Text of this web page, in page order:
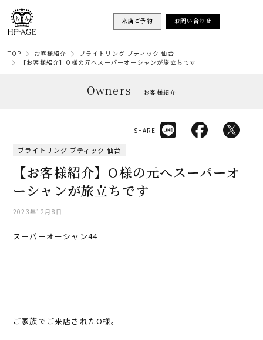
来店ご予約 お問い合わせ
TOP お客様紹介
ブライトリング ブティック 仙台
【お客様紹介】O様の元へスーパーオーシャンが旅立ちです
Owners お客様紹介
ブライトリング ブティック 仙台
【お客様紹介】O様の元へスーパーオ
ーシャンが旅立ちです
2023年12月8日
SHARE
スーパーオーシャン44
ご家族でご来店されたO様。